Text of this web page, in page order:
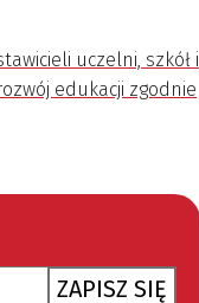
uczelni, szkół i
edukacji zgodnie
ZAPISZ SIĘ